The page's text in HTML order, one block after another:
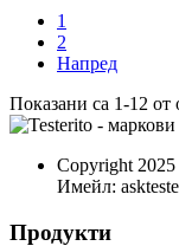
1
2
Напред
Показани са 1-12 от
Copyright
Имейл:
Продукти